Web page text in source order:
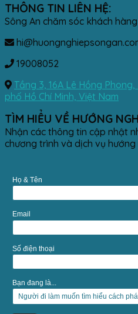
THÔNG TIN LIÊN HỆ:
Sông An chăm sóc khách
19008052
Tầng 3, 16A Lê Hồng
phố Hồ Chí Minh, Việt Nam
TÌM HIỂU VỀ HƯỚNG
Nhận các thông tin cập nhật
chương trình và dịch vụ hướng
Họ & Tên
Email
Số điện thoại
Bạn đang là...